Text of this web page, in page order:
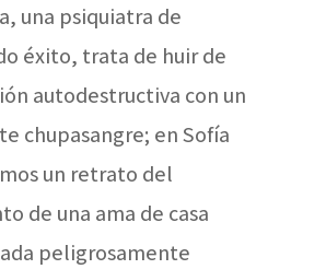
una psiquiatra de
éxito, trata de huir de
autodestructiva con un
chupasangre; en Sofía
un retrato del
de una ama de casa
peligrosamente